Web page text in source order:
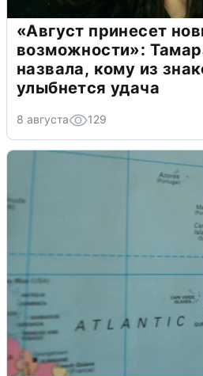
«Август принесет
возможности»:
назвала, кому из
улыбнется удача
8 августа 129